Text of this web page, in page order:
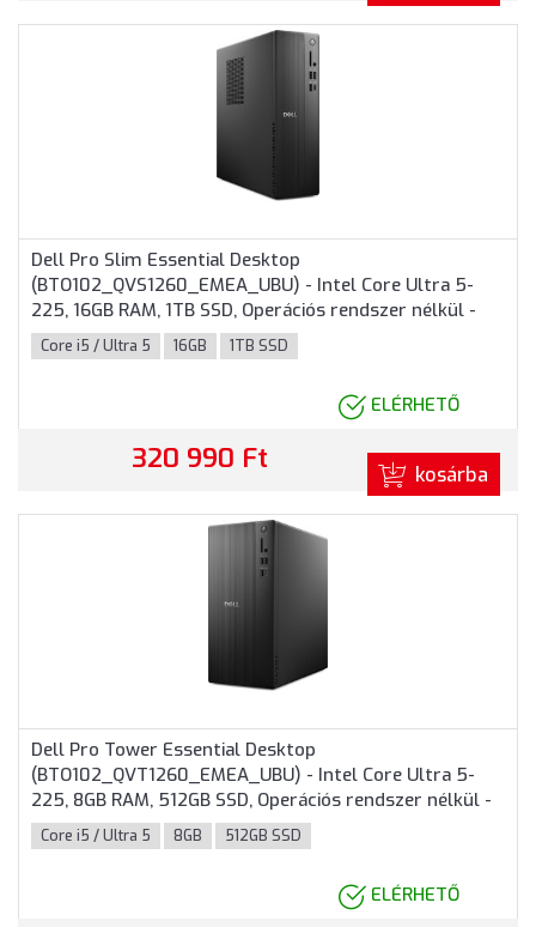
Dell Pro Slim Essential Desktop
(BTO102_QVS1260_EMEA_UBU) - Intel Core Ultra 5-
225, 16GB RAM, 1TB SSD, Operációs rendszer nélkül -
SFF Házas számítógép 3 év garanciával
Core i5 / Ultra 5 16GB 1TB SSD
ELÉRHETŐ
320 990 Ft kosárba
Dell Pro Tower Essential Desktop
(BTO102_QVT1260_EMEA_UBU) - Intel Core Ultra 5-
225, 8GB RAM, 512GB SSD, Operációs rendszer nélkül -
Torony Házas számítógép 3 év garanciával
Core i5 / Ultra 5 8GB 512GB SSD
ELÉRHETŐ